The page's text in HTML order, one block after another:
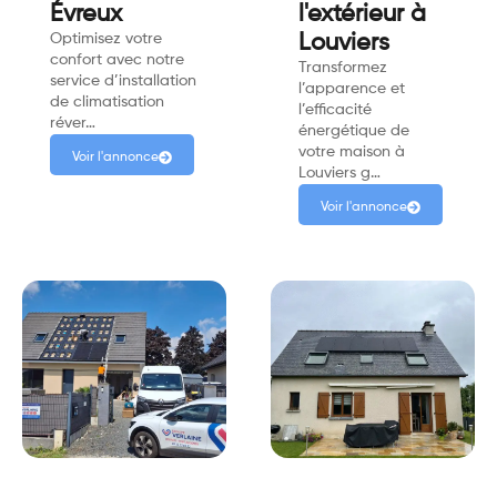
Évreux
Optimisez votre
confort avec notre
service d’installation
de climatisation
réver…
Voir l'annonce
l'extérieur à
Louviers
Transformez
l’apparence et
l’efficacité
énergétique de
votre maison à
Louviers g…
Voir l'annonce